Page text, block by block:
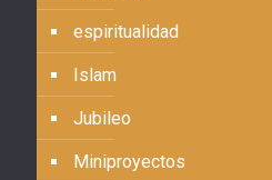
espiritualidad
Islam
Jubileo
Miniproyectos